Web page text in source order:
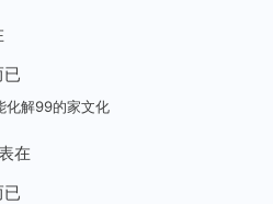
化解99的家文化
在